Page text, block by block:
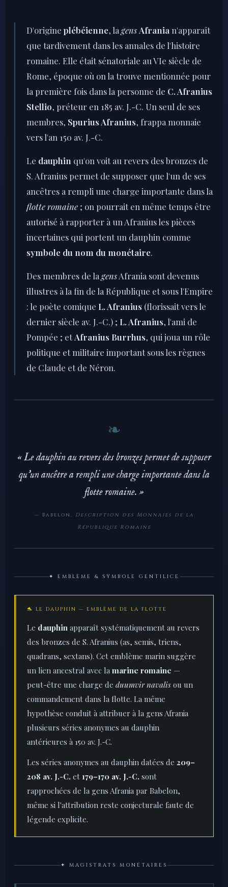
D'origine plébéienne, la gens Afrania n'apparaît
que tardivement dans les annales de l'histoire
romaine. Elle était sénatoriale au VIe siècle de
Rome, époque où on la trouve mentionnée pour
la première fois dans la personne de C. Afranius
Stellio, préteur en 185 av. J.-C. Un seul de ses
membres, Spurius Afranius, frappa monnaie
vers l'an 150 av. J.-C.
Le dauphin qu'on voit au revers des bronzes de
S. Afranius permet de supposer que l'un de ses
ancêtres a rempli une charge importante dans la
flotte romaine ; on pourrait en même temps être
autorisé à rapporter à un Afranius les pièces
incertaines qui portent un dauphin comme
symbole du nom du monétaire.
Des membres de la gensAfrania sont devenus
illustres à la fin de la République et sous l'Empire
: le poète comique L. Afranius (florissait vers le
dernier siècle av. J.-C.) ; L. Afranius, l'ami de
Pompée ; etAfranius Burrhus, qui joua un rôle
politique et militaire important sous les règnes
de Claude et de Néron.
« Le dauphin au revers des bronzes permet de supposer
qu'un ancêtre a rempli une charge importante dans la
flotte romaine. »
— Babelon, Description des Monnaies de la
République Romaine
✦ EMBLÈME & SYMBOLE GENTILICE
🐬 LE DAUPHIN — EMBLÈME DE LA FLOTTE
Le dauphin apparaît systématiquement au revers
des bronzes de S. Afranius (as, semis, triens,
quadrans, sextans). Cet emblème marin suggère
un lien ancestral avec la marine romaine —
peut-être une charge de duumvir navalis ou un
commandement dans la flotte. La même
hypothèse conduit à attribuer à la gens Afrania
plusieurs séries anonymes au dauphin
antérieures à 150 av. J.-C.
Les séries anonymes au dauphin datées de 209–
208 av. J.-C. et 179–170 av. J.-C. sont
rapprochées de la gens Afrania par Babelon,
même si l'attribution reste conjecturale faute de
légende explicite.
✦ MAGISTRATS MONÉTAIRES